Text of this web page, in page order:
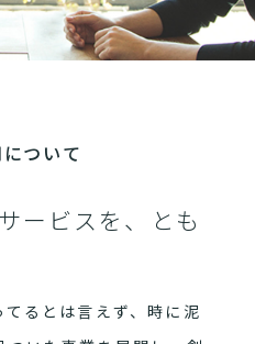
ついて
ービスを、とも
るとは言えず、時に泥